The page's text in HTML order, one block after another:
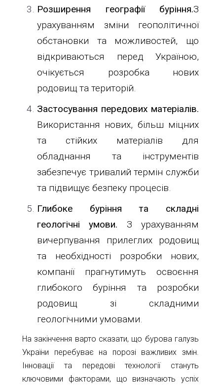
Розширення географії буріння.З
урахуванням зміни геополітичної
обстановки та можливостей, що
відкриваються перед Україною,
очікується розробка нових
родовищ та територій.
Застосування передових матеріалів.
Використання нових, більш міцних
та стійких матеріалів для
обладнання та інструментів
забезпечує тривалий термін служби
та підвищує безпеку процесів.
Глибоке буріння та складні
геологічні умови. З урахуванням
вичерпування прилеглих родовищ
та необхідності розробки нових,
компанії прагнутимуть освоєння
глибокого буріння та розробки
родовищ зі складними
геологічними умовами.
На закінчення варто сказати, що бурова галузь
України перебуває на порозі важливих змін.
Інновації та передові технології стануть
ключовими факторами, що визначають успіх